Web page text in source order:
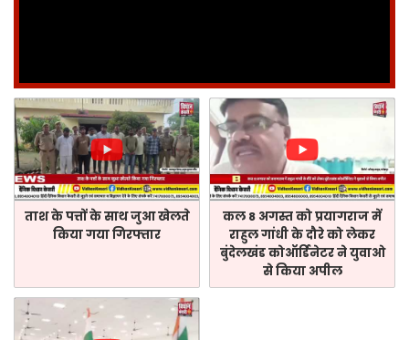
ताश के पत्तों के साथ जुआ खेलते
किया गया गिरफ्तार
कल 8 अगस्त को प्रयागराज में
राहुल गांधी के दौरे को लेकर
बुंदेलखंड कोऑर्डिनेटर ने युवाओ
से किया अपील